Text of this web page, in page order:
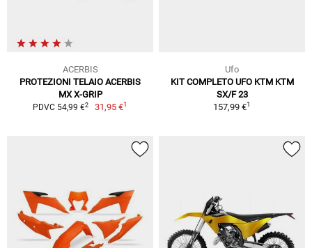
ACERBIS
PROTEZIONI TELAIO ACERBIS
MX X-GRIP
PDVC 54,99 €2 31,95 €1
Ufo
KIT COMPLETO UFO KTM KTM
SX/F 23
157,99 €1